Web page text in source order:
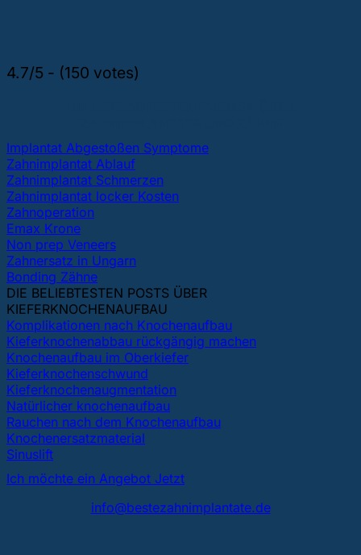
4.7/5 - (150 votes)
Implantat Abgestoßen Symptome
Zahnimplantat Ablauf
Zahnimplantat Schmerzen
Zahnimplantat locker Kosten
Zahnoperation
Emax Krone
Non prep Veneers
Zahnersatz in Ungarn
Bonding Zähne
DIE BELIEBTESTEN POSTS ÜBER
KIEFERKNOCHENAUFBAU
Komplikationen nach Knochenaufbau
Kieferknochenabbau rückgängig machen
Knochenaufbau im Oberkiefer
Kieferknochenschwund
Kieferknochenaugmentation
Natürlicher knochenaufbau
Rauchen nach dem Knochenaufbau
Knochenersatzmaterial
Sinuslift
Ich möchte ein Angebot Jetzt
info@bestezahnimplantate.de